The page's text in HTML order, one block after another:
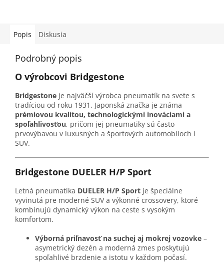
Popis Diskusia
Podrobný popis
O výrobcovi Bridgestone
Bridgestone je najväčší výrobca pneumatík na svete s
tradíciou od roku 1931. Japonská značka je známa
prémiovou kvalitou, technologickými inováciami a
spoľahlivosťou, pričom jej pneumatiky sú často
prvovýbavou v luxusných a športových automobiloch i
SUV.
Bridgestone DUELER H/P Sport
Letná pneumatika DUELER H/P Sport je špeciálne
vyvinutá pre moderné SUV a výkonné crossovery, ktoré
kombinujú dynamický výkon na ceste s vysokým
komfortom.
Výborná priľnavosť na suchej aj mokrej vozovke –
asymetrický dezén a moderná zmes poskytujú
spoľahlivé brzdenie a istotu v každom počasí.